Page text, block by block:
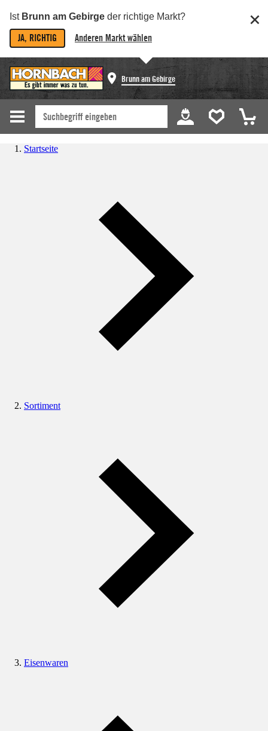
Ist Brunn am Gebirge der richtige Markt?
JA, RICHTIG Anderen Markt wählen
Brunn am Gebirge
Startseite
Sortiment
Eisenwaren